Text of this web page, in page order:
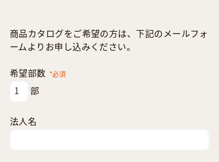
商品カタログをご希望の方は、下記のメールフォ
ームよりお申し込みください。
希望部数 *必須
部
法人名